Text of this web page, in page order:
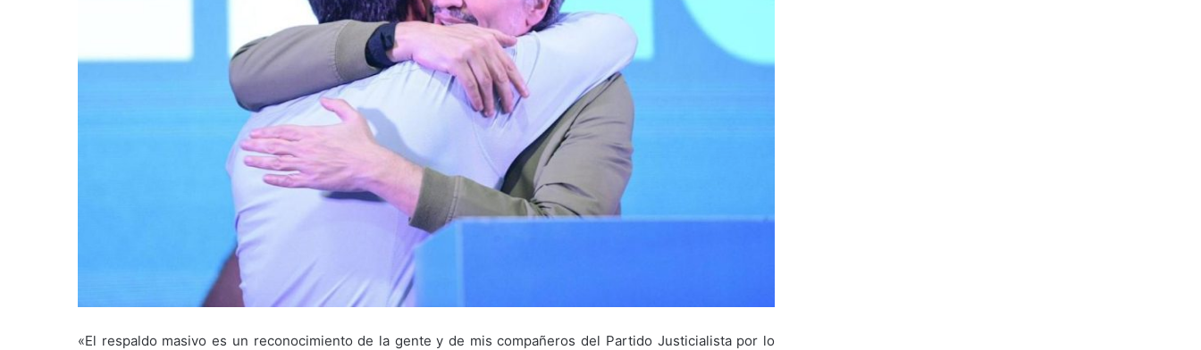
«El respaldo masivo es un reconocimiento de la gente y de mis compañeros del Partido Justicialista por lo